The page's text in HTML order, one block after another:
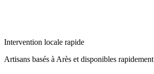
Intervention locale rapide
Artisans basés à Arès et disponibles rapidement